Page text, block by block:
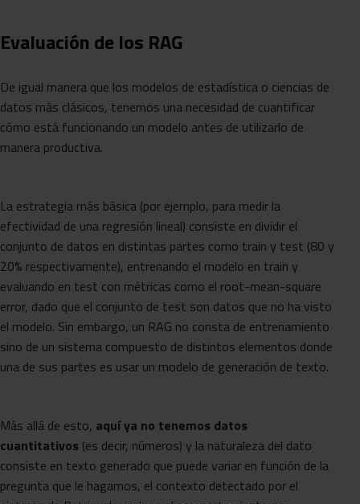
Evaluación de los RAG
De igual manera que los modelos de estadística o ciencias de
datos más clásicos, tenemos una necesidad de cuantificar
cómo está funcionando un modelo antes de utilizarlo de
manera productiva.
La estrategia más básica (por ejemplo, para medir la
efectividad de una regresión lineal) consiste en dividir el
conjunto de datos en distintas partes como train y test (80 y
20% respectivamente), entrenando el modelo en train y
evaluando en test con métricas como el root-mean-square
error, dado que el conjunto de test son datos que no ha visto
el modelo. Sin embargo, un RAG no consta de entrenamiento
sino de un sistema compuesto de distintos elementos donde
una de sus partes es usar un modelo de generación de texto.
Más allá de esto, aquí ya no tenemos datos
cuantitativos (es decir, números) y la naturaleza del dato
consiste en texto generado que puede variar en función de la
pregunta que le hagamos, el contexto detectado por el